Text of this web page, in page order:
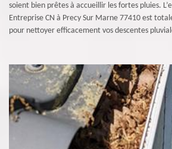
soient bien prêtes à accueillir les fortes pluies.
Entreprise CN à Precy Sur Marne 77410 est
pour nettoyer efficacement vos descentes